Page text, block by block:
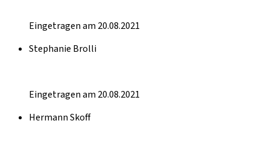
Eingetragen am 20.08.2021
Stephanie Brolli
Eingetragen am 20.08.2021
Hermann Skoff